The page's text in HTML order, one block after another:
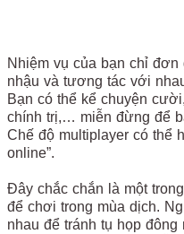
Nhiệm vụ của bạn chỉ
nhậu và tương tác với
Bạn có thể kể chuyện
chính trị,… miễn đừng để
Chế độ multiplayer có thể
online”.
Đây chắc chắn là một
để chơi trong mùa dịch.
nhau để tránh tụ họp